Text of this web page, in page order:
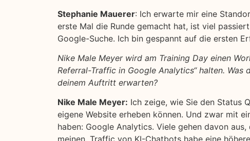
Stephanie Mauerer: Ich erwarte mir eine
erste Mal die Runde gemacht hat, ist viel
Google-Suche. Ich bin gespannt auf die ersten
Nike Male Meyer wird am Training Day einen
Referral-Traffic in Google Analytics“ halten.
deinem Auftritt erwarten?
Nike Male Meyer: Ich zeige, wie Sie den Status
eigene Website erheben können. Und zwar mit
haben: Google Analytics. Viele gehen davon